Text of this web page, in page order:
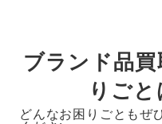
ブランド品
りご
どんなお困りごともぜ